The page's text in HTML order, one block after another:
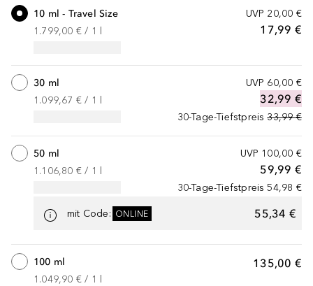
UVP 20,00 €
17,99 €
10 ml - Travel Size
1.799,00 € / 1
UVP 60,00 €
32,99 €
30-Tage-Tiefstpreis 33,99 €
30 ml
1.099,67 € / 1
UVP 100,00 €
59,99 €
30-Tage-Tiefstpreis 54,98 €
50 ml
1.106,80 € / 1
mit Code: ONLINE 55,34 €
135,00 €
100 ml
1.049,90 € / 1